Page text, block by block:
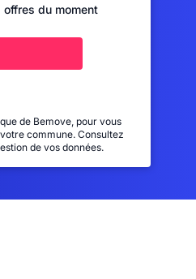
du moment
de Bemove, pour vous
commune. Consultez
de vos données.